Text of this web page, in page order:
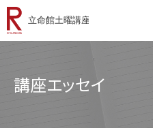
講座エッセイ